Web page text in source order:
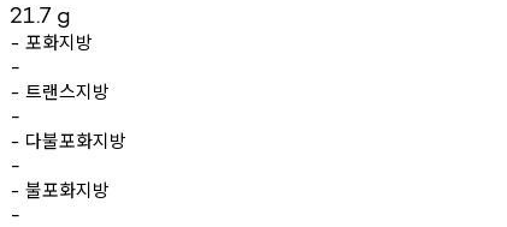
21.7 g
- 포화지방
-
- 트랜스지방
-
- 다불포화지방
-
- 불포화지방
-